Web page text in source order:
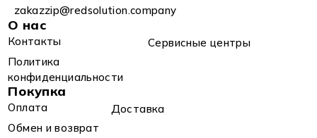
zakazzip@redsolution.company
О нас
Контакты
Сервисные центры
Политика
конфиденциальности
Покупка
Оплата
Доставка
Обмен и возврат